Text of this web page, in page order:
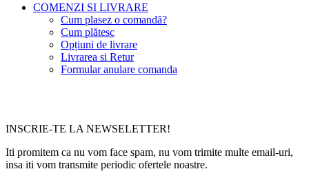
COMENZI SI LIVRARE
Cum plasez o comandă?
Cum plătesc
Opțiuni de livrare
Livrarea si Retur
Formular anulare comanda
INSCRIE-TE LA NEWSELETTER!
Iti promitem ca nu vom face spam, nu vom trimite multe email-uri,
insa iti vom transmite periodic ofertele noastre.